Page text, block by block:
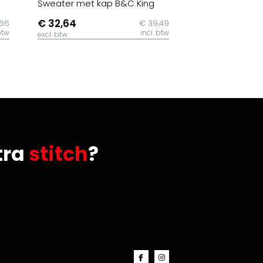
Sweater met kap B&C King
€ 32,64
excl. btw
€ 39,49
incl. btw
stitch?